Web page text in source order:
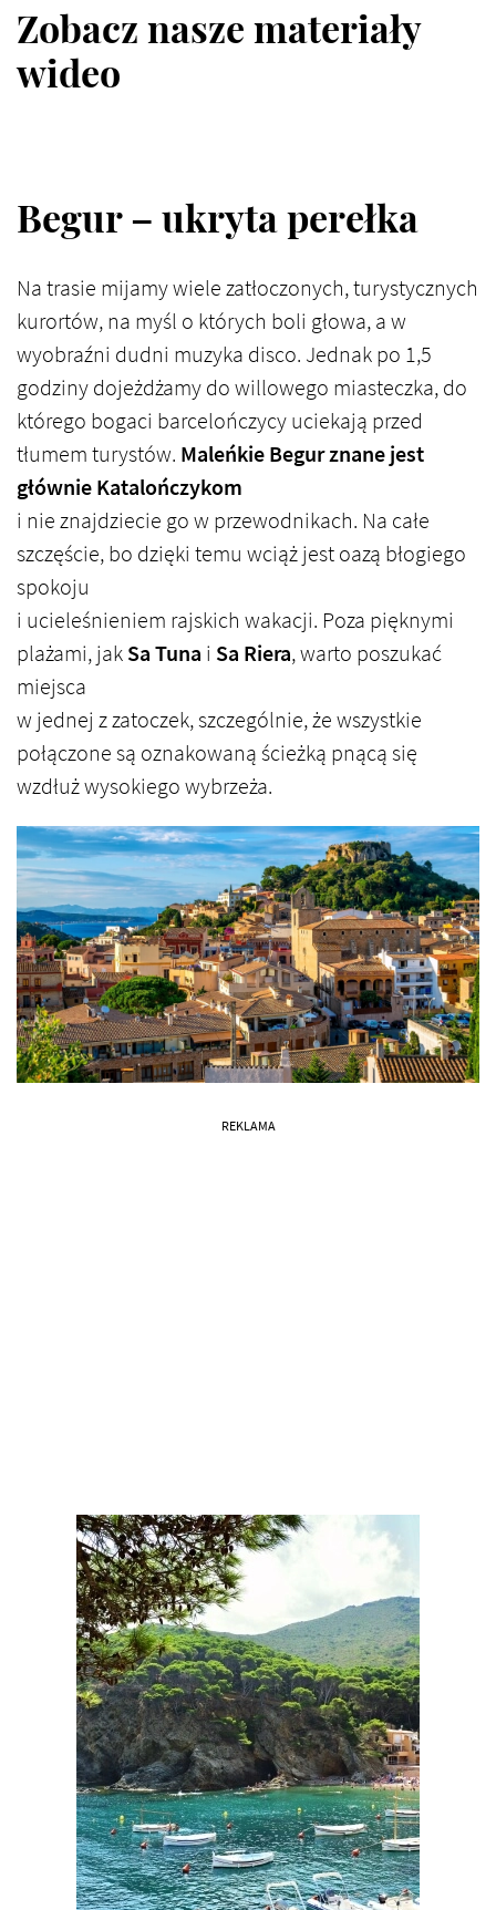
Zobacz nasze materiały
wideo
Begur – ukryta perełka
Na trasie mijamy wiele zatłoczonych, turystycznych
kurortów, na myśl o których boli głowa, a w
wyobraźni dudni muzyka disco. Jednak po 1,5
godziny dojeżdżamy do willowego miasteczka, do
którego bogaci barcelończycy uciekają przed
tłumem turystów. Maleńkie Begur znane jest
głównie Katalończykom
i nie znajdziecie go w przewodnikach. Na całe
szczęście, bo dzięki temu wciąż jest oazą błogiego
spokoju
i ucieleśnieniem rajskich wakacji. Poza pięknymi
plażami, jakSa Tuna i Sa Riera, warto poszukać
miejsca
w jednej z zatoczek, szczególnie, że wszystkie
połączone są oznakowaną ścieżką pnącą się
wzdłuż wysokiego wybrzeża.
REKLAMA